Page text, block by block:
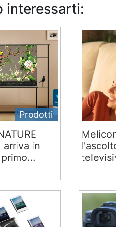
interessarti:
Prodotti
arriva in